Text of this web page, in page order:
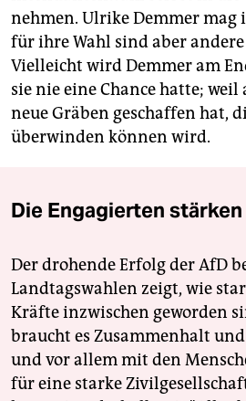
nehmen. Ulrike Demmer mag
für ihre Wahl sind aber
Vielleicht wird Demmer am
sie nie eine Chance hatte; weil
neue Gräben geschaffen hat,
überwinden können wird.
Die Engagierten stärken
Der drohende Erfolg der AfD
Landtagswahlen zeigt, wie
Kräfte inzwischen geworden
braucht es Zusammenhalt
und vor allem mit den
für eine starke